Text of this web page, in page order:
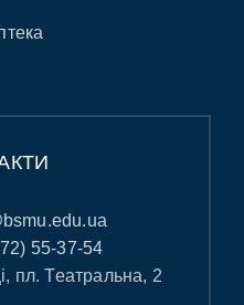
55-37-54
пл. Театральна, 2